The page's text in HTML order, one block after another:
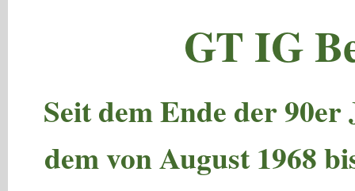
GT IG
Seit dem Ende der
dem von August 1968